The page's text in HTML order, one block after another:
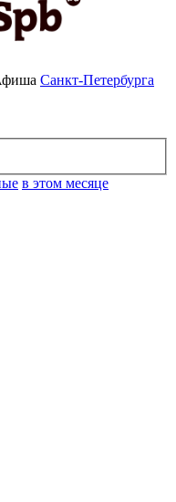
Санкт-Петербурга
в этом месяце